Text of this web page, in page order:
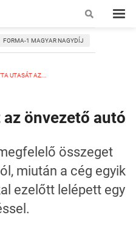
FORMA-1 MAGYAR NAGYDÍJ
UTASÁT AZ...
önvezető autó
összeget
miután a cég egyik
ezelőtt lelépett egy